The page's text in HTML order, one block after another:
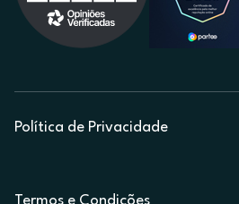
Política de Privacidade